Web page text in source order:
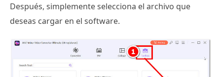
Después, simplemente selecciona el archivo que
deseas cargar en el software.